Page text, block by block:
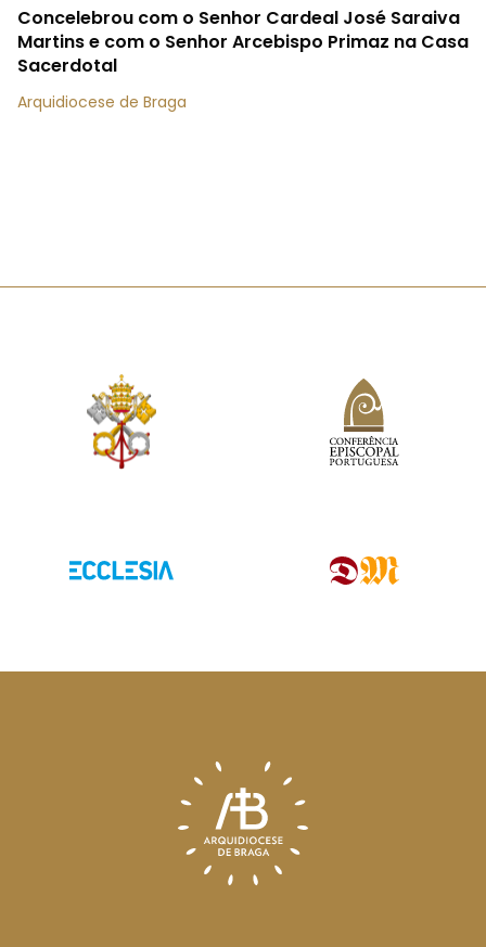
Concelebrou com o Senhor Cardeal José Saraiva
Martins e com o Senhor Arcebispo Primaz na Casa
Sacerdotal
Arquidiocese de Braga